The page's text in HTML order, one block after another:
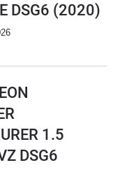
DSG6 (2020)
1.5
DSG6